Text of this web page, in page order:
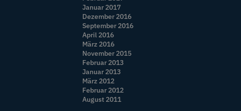
Januar 2017
Dezember 2016
September 2016
April 2016
März 2016
November 2015
Februar 2013
Januar 2013
März 2012
Februar 2012
August 2011